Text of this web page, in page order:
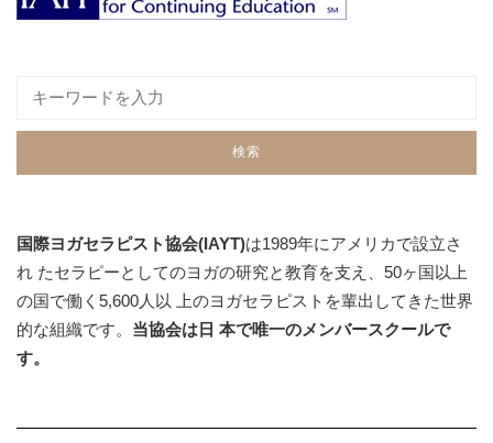
国際ヨガセラピスト協会(IAYT)は1989年にアメリカで設立さ
れ たセラピーとしてのヨガの研究と教育を支え、50ヶ国以上
の国で働く5,600人以 上のヨガセラピストを輩出してきた世界
的な組織です。 当協会は日 本で唯一のメンバースクールで
す。